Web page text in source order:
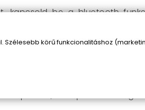
kapcsold be a bluetooth
használatához
kétujjas görgetés és a
a szabadság szimbóluma.
Legyen szó üzleti útról,
szórakozásodban. Ne hagyd,
és tapasztald meg
körű funkcionalitáshoz